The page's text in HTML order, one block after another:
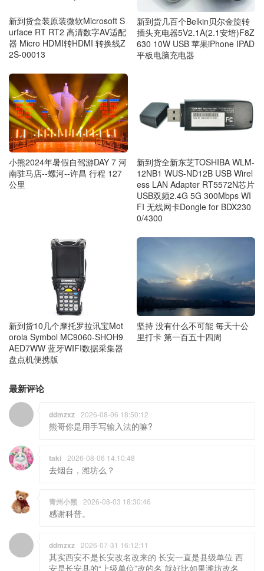
新到货盒装原装微软Microsoft S
urface RT RT2 高清数字AV适配
器 Micro HDMI转HDMI 转换线Z
2S-00013
新到货几百个Belkin贝尔金旋转
插头充电器5V2.1A(2.1安培)F8Z
630 10W USB 苹果iPhone IPAD
平板电脑充电器
小熊2024年暑假自驾游DAY 7 河
南驻马店--螺河--许昌 行程 127
公里
新到货全新东芝TOSHIBA WLM-
12NB1 WUS-ND12B USB Wirel
ess LAN Adapter RT5572N芯片
USB双频2.4G 5G 300Mbps WI
FI 无线网卡Dongle for BDX230
0/4300
新到货10几个摩托罗拉讯宝Mot
orola Symbol MC9060-SHOH9
AED7WW 蓝牙WIFI数据采集器
盘点机便携版
坚持 没有什么不可能 毎天十公
里打卡 第一百五十四周
最新评论
ddmzxz 2026-08-06 18:50:12
熊哥你是用手写输入法的嘛?
taki 2026-08-06 14:10:48
去烟台，潍坊么？
青州小熊 2026-08-03 18:30:46
感谢科普。
ddmzxz 2026-07-31 16:12:11
其实西安不是长安改名改来的 长安一直是县级单位 西
安是长安县的“上级单位”改的名 就好比如果潍坊改名